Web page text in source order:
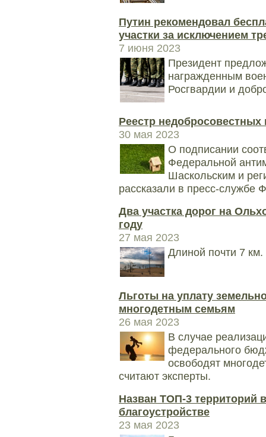
Путин рекомендовал
участки за исключением
7 июня 2023
Президент
награжденным
Росгвардии и
Реестр недобросовестных
30 мая 2023
О подписании
Федеральной
Шаскольским и
рассказали в пресс-службе
Два участка дорог на
году
27 мая 2023
Длиной почти 7 км.
Льготы на уплату
многодетным семьям
26 мая 2023
В случае
федерального
освободят
считают эксперты.
Назван ТОП-3 территорий
благоустройстве
23 мая 2023